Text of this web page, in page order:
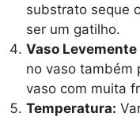
substrato seque
ser um gatilho.
Vaso
no vaso também
vaso com muita
Temperatura: